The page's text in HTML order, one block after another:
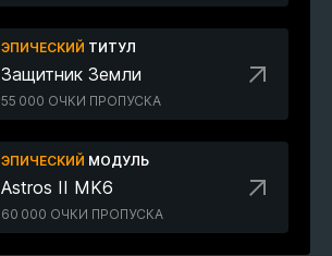
ЭПИЧЕСКИЙ ТИТУЛ
Защитник Земли
55 000 ОЧКИ ПРОПУСКА
ЭПИЧЕСКИЙ МОДУЛЬ
Astros II MK6
60 000 ОЧКИ ПРОПУСКА